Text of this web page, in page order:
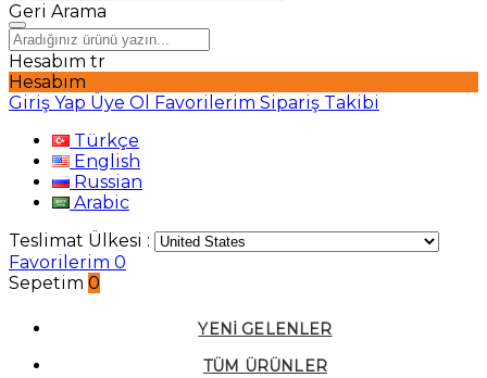
Geri Arama
Hesabım tr
Hesabım
Giriş Yap Üye Ol Favorilerim Sipariş Takibi
Türkçe
English
Russian
Arabic
Teslimat Ülkesi :
Favorilerim 0
Sepetim 0
YENI GELENLER
TÜM ÜRÜNLER